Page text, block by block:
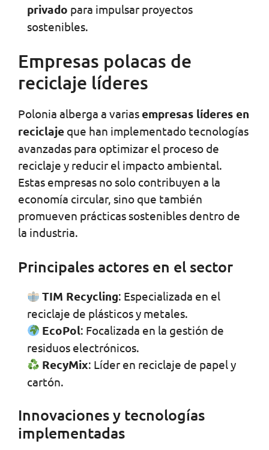
privado para impulsar proyectos
sostenibles.
Empresas polacas de
reciclaje líderes
Polonia alberga a variasempresas líderes en
reciclaje que han implementado tecnologías
avanzadas para optimizar el proceso de
reciclaje y reducir el impacto ambiental.
Estas empresas no solo contribuyen a la
economía circular, sino que también
promueven prácticas sostenibles dentro de
la industria.
Principales actores en el sector
TIM Recycling: Especializada en el
reciclaje de plásticos y metales.
EcoPol: Focalizada en la gestión de
residuos electrónicos.
RecyMix: Líder en reciclaje de papel y
cartón.
Innovaciones y tecnologías
implementadas